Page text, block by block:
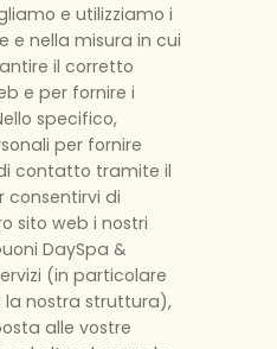
e utilizziamo i
e nella misura in cui
il corretto
e per fornire i
specifico,
per fornire
contatto tramite il
consentirvi di
sito web i nostri
DaySpa &
(in particolare
la nostra struttura),
alle vostre